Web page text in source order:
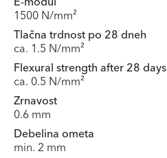
1500 N/mm²
Tlačna trdnost po 28 dneh
ca. 1.5 N/mm²
Flexural strength after 28 days
ca. 0.5 N/mm²
Zrnavost
0.6 mm
Debelina ometa
min. 2 mm